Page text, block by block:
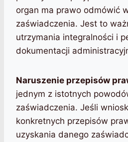
organ ma prawo odmówić
zaświadczenia. Jest to
utrzymania integralności i
dokumentacji
Naruszenie przepisów
jednym z istotnych
zaświadczenia. Jeśli
konkretnych przepisów
uzyskania danego